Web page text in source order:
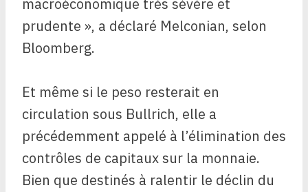
macroéconomique très sévère et
prudente », a déclaré Melconian, selon
Bloomberg.
Et même si le peso resterait en
circulation sous Bullrich, elle a
précédemment appelé à l’élimination des
contrôles de capitaux sur la monnaie.
Bien que destinés à ralentir le déclin du